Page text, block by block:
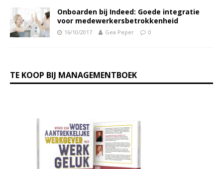
Onboarden bij Indeed: Goede integratie
voor medewerkersbetrokkenheid
16/10/2017 Gea Peper 0
TE KOOP BIJ MANAGEMENTBOEK